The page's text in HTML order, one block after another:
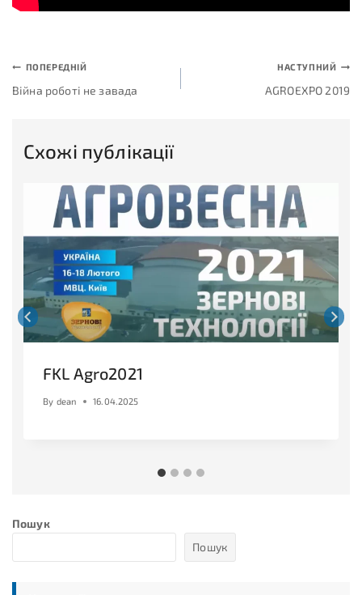
ПОПЕРЕДНІЙ
Війна роботі не завада
НАСТУПНИЙ
AGROEXPO 2019
Схожі публікації
FKL Agro2021
By dean 16.04.2025
Пошук
Пошук